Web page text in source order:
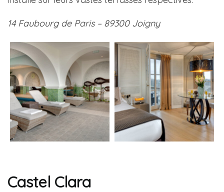
14 Faubourg de Paris – 89300 Joigny
Castel Clara